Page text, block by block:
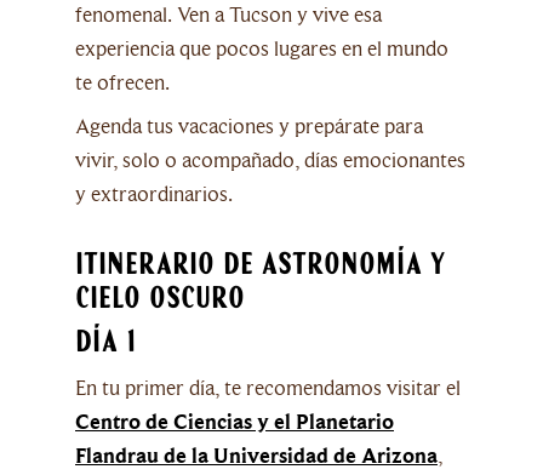
fenomenal. Ven a Tucson y vive esa
experiencia que pocos lugares en el mundo
te ofrecen.
Agenda tus vacaciones y prepárate para
vivir, solo o acompañado, días emocionantes
y extraordinarios.
Itinerario de Astronomía y
Cielo Oscuro
Día 1
En tu primer día, te recomendamos visitar el
Centro de Ciencias y el Planetario
Flandrau de la Universidad de Arizona,